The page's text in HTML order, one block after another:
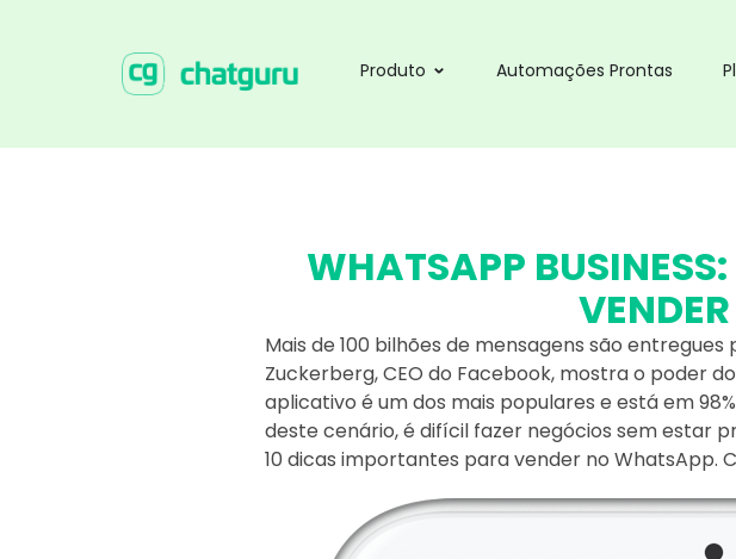
Produto Automações Prontas
WHATSAPP
Mais de 100 bilhões de mensagens são
Zuckerberg, CEO do Facebook, mostra o poder
aplicativo é um dos mais populares e está em
deste cenário, é difícil fazer negócios sem estar
10 dicas importantes para vender no WhatsApp.